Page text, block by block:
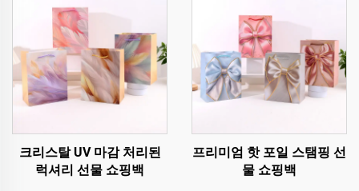
크리스탈 UV 마감 처리된
럭셔리 선물 쇼핑백
프리미엄 핫 포일 스탬핑 선
물 쇼핑백